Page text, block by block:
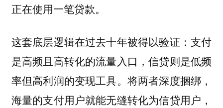
正在使用一笔贷款。
这套底层逻辑在过去十年被得以验证：支付
是高频且高转化的流量入口，信贷则是低频
率但高利润的变现工具。将两者深度捆绑，
海量的支付用户就能无缝转化为信贷用户，